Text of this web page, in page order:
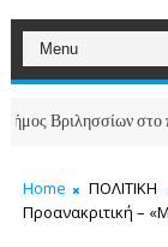
στο πλευρό
Home ΠΟΛΙΤΙΚΗ
Προανακριτική –